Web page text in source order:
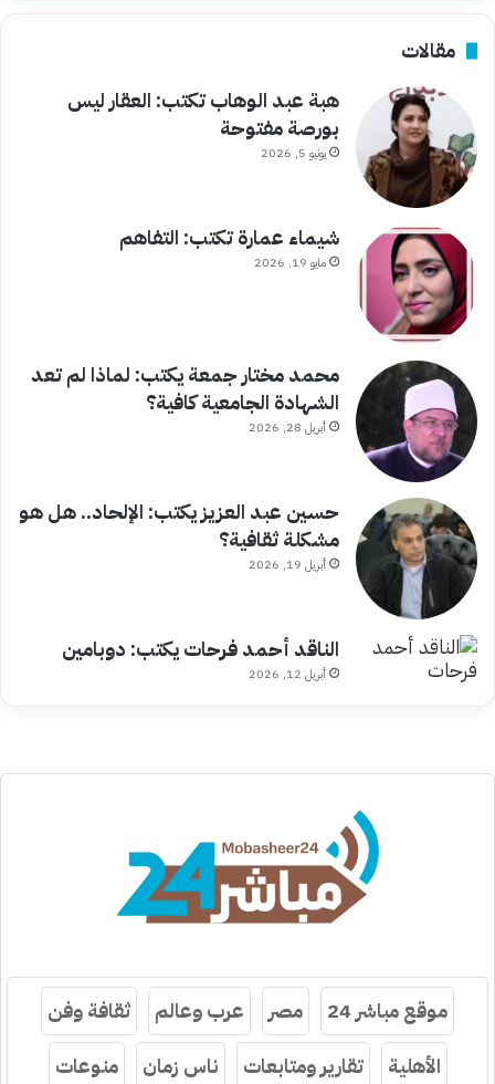
مقالات
هبة عبد الوهاب تكتب: العقار ليس
بورصة مفتوحة
يونيو 5, 2026
شيماء عمارة تكتب: التفاهم
مايو 19, 2026
محمد مختار جمعة يكتب: لماذا لم تعد
الشهادة الجامعية كافية؟
أبريل 28, 2026
حسين عبد العزيز يكتب: الإلحاد.. هل هو
مشكلة ثقافية؟
أبريل 19, 2026
الناقد أحمد فرحات يكتب: دوبامين
أبريل 12, 2026
موقع مباشر 24 مصر عرب وعالم
ثقافة وفن
الأهلية
تقارير ومتابعات ناس زمان منوعات